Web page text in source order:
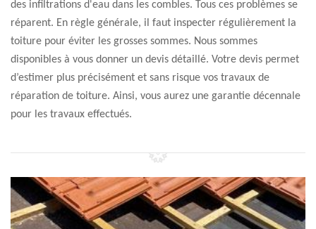
des infiltrations d'eau dans les combles. Tous ces problèmes se
réparent. En règle générale, il faut inspecter régulièrement la
toiture pour éviter les grosses sommes. Nous sommes
disponibles à vous donner un devis détaillé. Votre devis permet
d’estimer plus précisément et sans risque vos travaux de
réparation de toiture. Ainsi, vous aurez une garantie décennale
pour les travaux effectués.